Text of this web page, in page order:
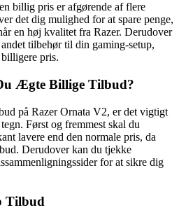
billig pris er afgørende af flere
det dig mulighed for at spare penge,
en høj kvalitet fra Razer. Derudover
tilbehør til din gaming-setup,
pris.
Ægte Billige Tilbud?
på Razer Ornata V2, er det vigtigt
Først og fremmest skal du
lavere end den normale pris, da
Derudover kan du tjekke
for at sikre dig
Tilbud